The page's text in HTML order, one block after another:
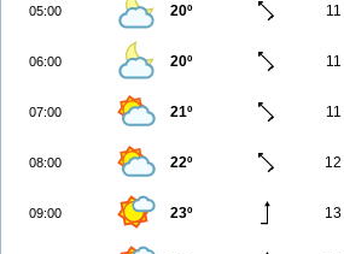
05:00 20º 11
06:00 20º 11
07:00 21º 11
08:00 22º 12
09:00 23º 13